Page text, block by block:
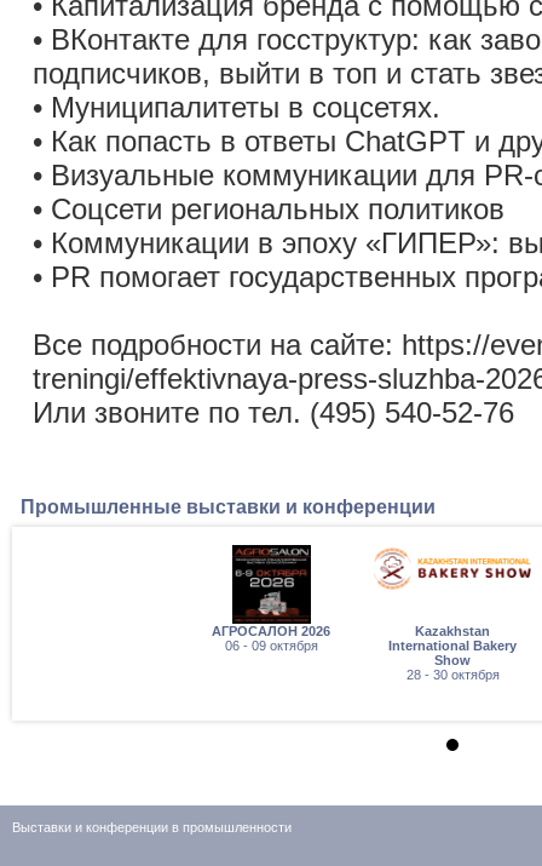
• ВКонтакте для госструктур: как
подписчиков, выйти в топ и стать
• Муниципалитеты в соцсетях.
• Как попасть в ответы ChatGPT и
• Визуальные коммуникации для PR-
• Соцсети региональных политиков
• Коммуникации в эпоху «ГИПЕР»:
• PR помогает государственных
Все подробности на сайте: https://
treningi/effektivnaya-press-sluzhba-
Или звоните по тел. (495) 540-52-76
Промышленные выставки и конференции
АГРОСАЛОН 2026
06 - 09 октября
Kazakhstan
International Bakery
Show
28 - 30 октября
Выставки и конференции в промышленности